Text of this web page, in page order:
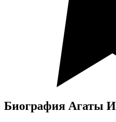
Биография Агаты